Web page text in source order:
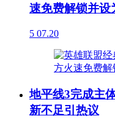
速免费解锁并设
5 07.20
地平线3完成主
新不足引热议